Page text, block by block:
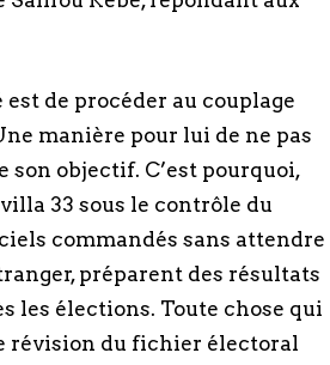
de procéder au couplage
manière pour lui de ne pas
objectif. C’est pourquoi,
33 sous le contrôle du
commandés sans attendre
préparent des résultats
les élections. Toute chose qui
révision du fichier électoral